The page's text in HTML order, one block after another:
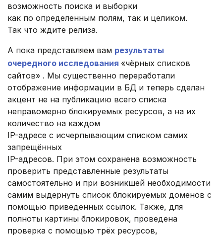
возможность поиска и выборки
как по определенным полям, так и целиком.
Так что ждите релиза.
А пока представляем вам результаты
очередного исследования «чёрных списков
сайтов» . Мы существенно переработали
отображение информации в БД и теперь сделан
акцент не на публикацию всего списка
неправомерно блокируемых ресурсов, а на их
количество на каждом
IP-адресе с исчерпывающим списком самих
запрещённых
IP-адресов. При этом сохранена возможность
проверить представленные результаты
самостоятельно и при возникшей необходимости
самим выдернуть список блокируемых доменов с
помощью приведенных ссылок. Также, для
полноты картины блокировок, проведена
проверка с помощью трёх ресурсов,